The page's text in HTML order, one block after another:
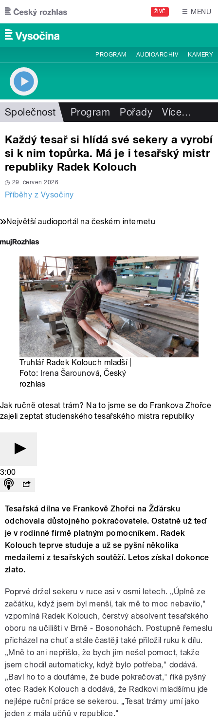
Přejít k hlavnímu obsahu
ŽIVĚ MENU
PROGRAM AUDIOARCHIV KAMERY
Společnost Program Pořady Více…
Každý tesař si hlídá své sekery a vyrobí
si k nim topůrka. Má je i tesařský mistr
republiky Radek Kolouch
29. červen 2026
Příběhy z Vysočiny
Největší audioportál na českém internetu
Truhlář Radek Kolouch mladší |
Foto: Irena Šarounová, Český
rozhlas
Jak ručně otesat trám? Na to jsme se do Frankova Zhořce
zajeli zeptat studenského tesařského mistra republiky
3:00
Tesařská dílna ve Frankově Zhořci na Žďársku
odchovala důstojného pokračovatele. Ostatně už teď
je v rodinné firmě platným pomocníkem. Radek
Kolouch teprve studuje a už se pyšní několika
medailemi z tesařských soutěží. Letos získal dokonce
zlato.
Poprvé držel sekeru v ruce asi v osmi letech. „Úplně ze
začátku, když jsem byl menší, tak mě to moc nebavilo,"
vzpomíná Radek Kolouch, čerstvý absolvent tesařského
oboru na učilišti v Brně - Bosonohách. Postupně řemeslu
přicházel na chuť a stále častěji také přiložil ruku k dílu.
„Mně to ani nepřišlo, že bych jim nešel pomoct, takže
jsem chodil automaticky, když bylo potřeba," dodává.
„Baví ho to a doufáme, že bude pokračovat," říká pyšný
otec Radek Kolouch a dodává, že Radkovi mladšímu jde
nejlépe ruční práce se sekerou. „Tesat trámy umí jako
jeden z mála učňů v republice."